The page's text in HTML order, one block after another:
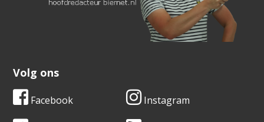
Volg ons
Facebook Instagram